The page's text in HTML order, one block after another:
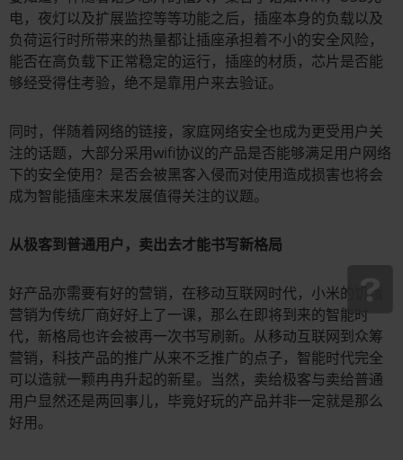
电，夜灯以及扩展监控等等功能之后，插座本身的负载以及
负荷运行时所带来的热量都让插座承担着不小的安全风险，
能否在高负载下正常稳定的运行，插座的材质，芯片是否能
够经受得住考验，绝不是靠用户来去验证。
同时，伴随着网络的链接，家庭网络安全也成为更受用户关
注的话题，大部分采用wifi协议的产品是否能够满足用户网络
下的安全使用？是否会被黑客入侵而对使用造成损害也将会
成为智能插座未来发展值得关注的议题。
从极客到普通用户，卖出去才能书写新格局
好产品亦需要有好的营销，在移动互联网时代，小米的饥饿
营销为传统厂商好好上了一课，那么在即将到来的智能时
代，新格局也许会被再一次书写刷新。从移动互联网到众筹
营销，科技产品的推广从来不乏推广的点子，智能时代完全
可以造就一颗冉冉升起的新星。当然，卖给极客与卖给普通
用户显然还是两回事儿，毕竟好玩的产品并非一定就是那么
好用。